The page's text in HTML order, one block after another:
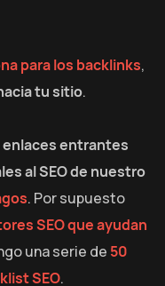
para los backlinks,
tu sitio.
enlaces entrantes
al SEO de nuestro
. Por supuesto
SEO que ayudan
una serie de 50
SEO.